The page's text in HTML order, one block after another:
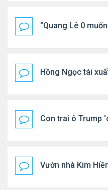
"Quang Lê 0
Hồng Ngọc tái
Con trai ô Trump
Vườn nhà Kim